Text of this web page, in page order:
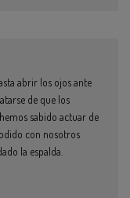
abrir los ojos ante
de que los
sabido actuar de
con nosotros
la espalda.